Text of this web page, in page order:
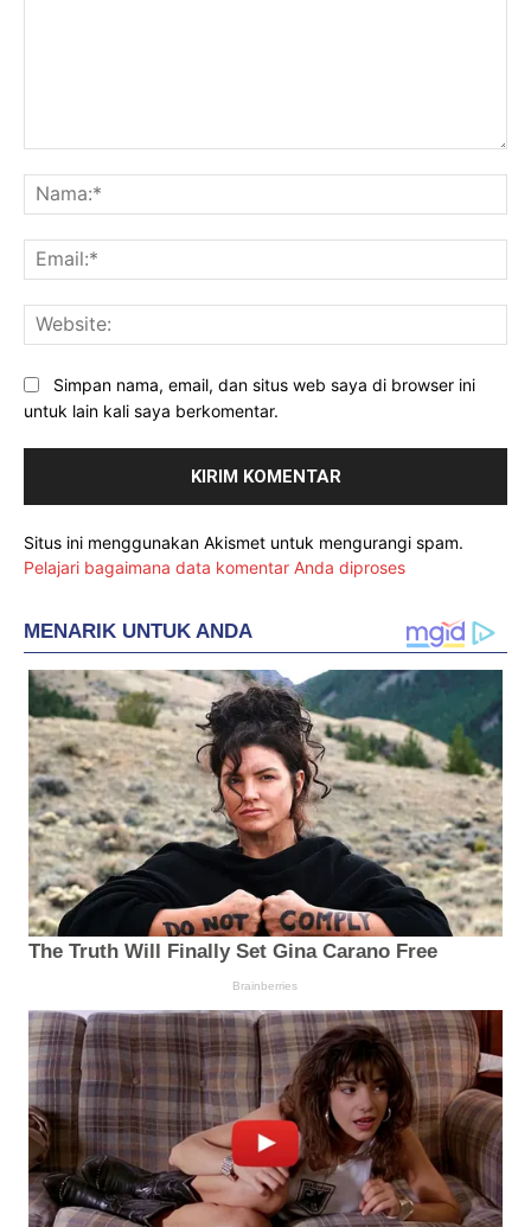
Simpan nama, email, dan situs web saya di browser ini
untuk lain kali saya berkomentar.
Situs ini menggunakan Akismet untuk mengurangi spam.
Pelajari bagaimana data komentar Anda diproses